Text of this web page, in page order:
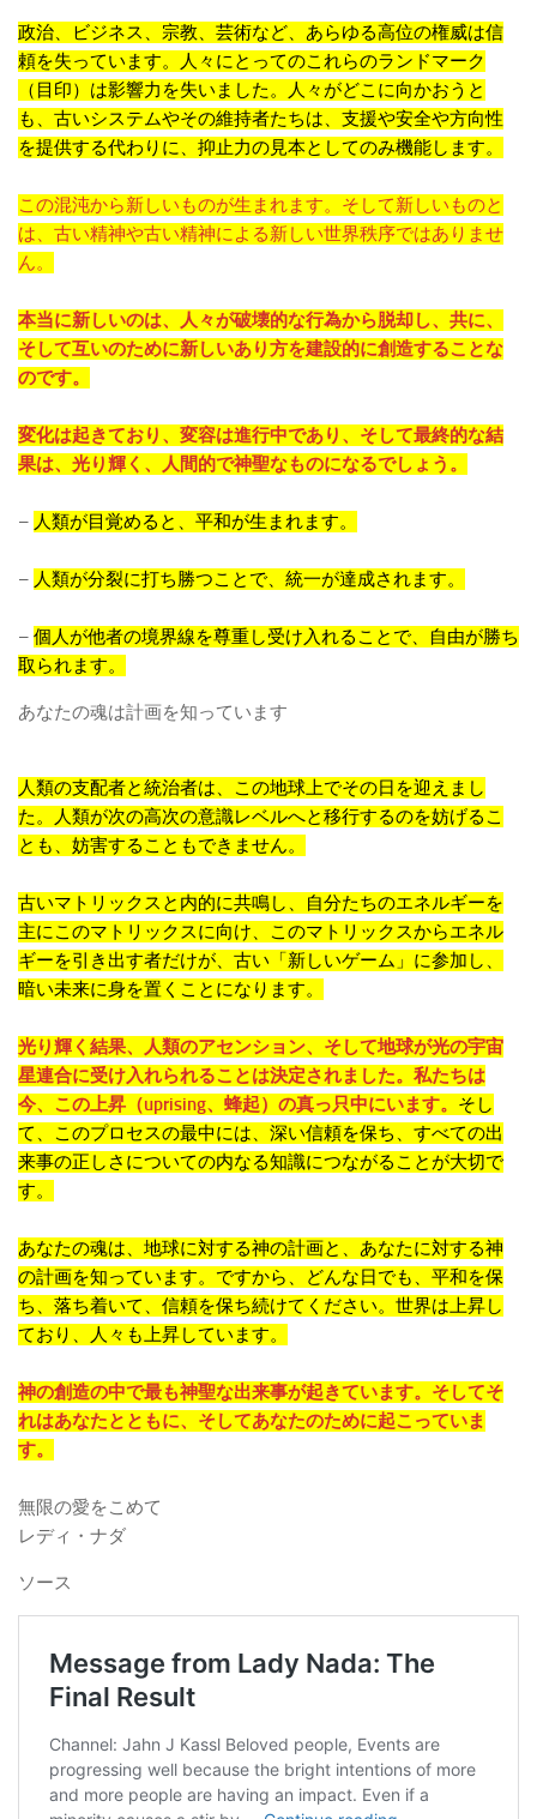
政治、ビジネス、宗教、芸術など、あらゆる高位の権威は信
頼を失っています。人々にとってのこれらのランドマーク
（目印）は影響力を失いました。人々がどこに向かおうと
も、古いシステムやその維持者たちは、支援や安全や方向性
を提供する代わりに、抑止力の見本としてのみ機能します。
この混沌から新しいものが生まれます。そして新しいものと
は、古い精神や古い精神による新しい世界秩序ではありませ
ん。
本当に新しいのは、人々が破壊的な行為から脱却し、共に、
そして互いのために新しいあり方を建設的に創造することな
のです。
変化は起きており、変容は進行中であり、そして最終的な結
果は、光り輝く、人間的で神聖なものになるでしょう。
– 人類が目覚めると、平和が生まれます。
– 人類が分裂に打ち勝つことで、統一が達成されます。
– 個人が他者の境界線を尊重し受け入れることで、自由が勝ち
取られます。
あなたの魂は計画を知っています
人類の支配者と統治者は、この地球上でその日を迎えまし
た。人類が次の高次の意識レベルへと移行するのを妨げるこ
とも、妨害することもできません。
古いマトリックスと内的に共鳴し、自分たちのエネルギーを
主にこのマトリックスに向け、このマトリックスからエネル
ギーを引き出す者だけが、古い「新しいゲーム」に参加し、
暗い未来に身を置くことになります。
光り輝く結果、人類のアセンション、そして地球が光の宇宙
星連合に受け入れられることは決定されました。私たちは
今、この上昇（uprising、蜂起）の真っ只中にいます。 そし
て、このプロセスの最中には、深い信頼を保ち、すべての出
来事の正しさについての内なる知識につながることが大切で
す。
あなたの魂は、地球に対する神の計画と、あなたに対する神
の計画を知っています。ですから、どんな日でも、平和を保
ち、落ち着いて、信頼を保ち続けてください。世界は上昇し
ており、人々も上昇しています。
神の創造の中で最も神聖な出来事が起きています。そしてそ
れはあなたとともに、そしてあなたのために起こっていま
す。
無限の愛をこめて
レディ・ナダ
ソース